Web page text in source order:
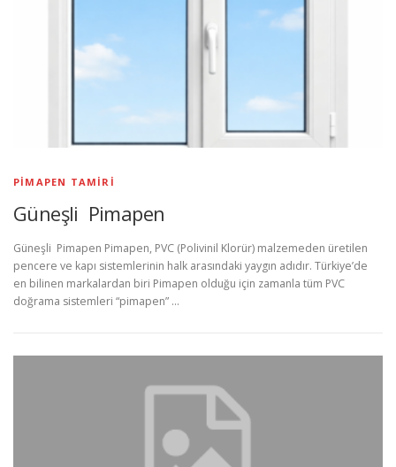
PIMAPEN TAMIRI
Güneşli Pimapen
Güneşli Pimapen Pimapen, PVC (Polivinil Klorür) malzemeden üretilen
pencere ve kapı sistemlerinin halk arasındaki yaygın adıdır. Türkiye’de
en bilinen markalardan biri Pimapen olduğu için zamanla tüm PVC
doğrama sistemleri “pimapen” …